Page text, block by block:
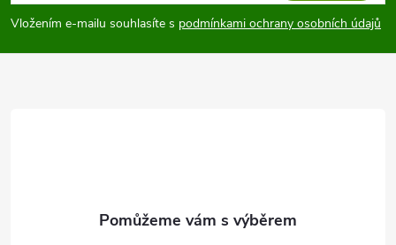
p
a
Vložením e-mailu souhlasíte s podmínkami ochrany osobních údajů